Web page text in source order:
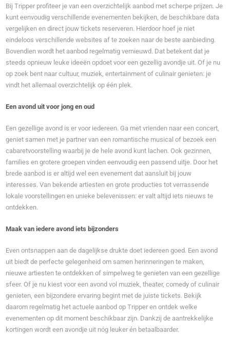
Bij Tripper profiteer je van een overzichtelijk aanbod met scherpe prijzen. Je
kunt eenvoudig verschillende evenementen bekijken, de beschikbare data
vergelijken en direct jouw tickets reserveren. Hierdoor hoef je niet
eindeloos verschillende websites af te zoeken naar de beste aanbieding.
Bovendien wordt het aanbod regelmatig vernieuwd. Dat betekent dat je
steeds opnieuw leuke ideeën opdoet voor een gezellig avondje uit. Of je nu
op zoek bent naar cultuur, muziek, entertainment of culinair genieten: je
vindt het allemaal overzichtelijk op één plek.
Een avond uit voor jong en oud
Een gezellige avond is er voor iedereen. Ga met vrienden naar een concert,
geniet samen met je partner van een romantische musical of bezoek een
cabaretvoorstelling waarbij je de hele avond kunt lachen. Ook gezinnen,
families en grotere groepen vinden eenvoudig een passend uitje. Door het
brede aanbod is er altijd wel een evenement dat aansluit bij jouw
interesses. Van bekende artiesten en grote producties tot verrassende
lokale voorstellingen en unieke belevenissen: er valt altijd iets nieuws te
ontdekken.
Maak van iedere avond iets bijzonders
Even ontsnappen aan de dagelijkse drukte doet iedereen goed. Een avond
uit biedt de perfecte gelegenheid om samen herinneringen te maken,
nieuwe artiesten te ontdekken of simpelweg te genieten van een gezellige
sfeer. Of je nu kiest voor een avond vol muziek, theater, comedy of culinair
genieten, een bijzondere ervaring begint met de juiste tickets. Bekijk
daarom regelmatig het actuele aanbod op Tripper en ontdek welke
evenementen op dit moment beschikbaar zijn. Dankzij de aantrekkelijke
kortingen wordt een avondje uit nóg leuker én betaalbaarder.